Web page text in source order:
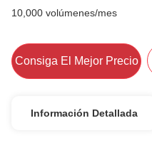
10,000 volúmenes/mes
Consiga El Mejor Precio
Información Detallada